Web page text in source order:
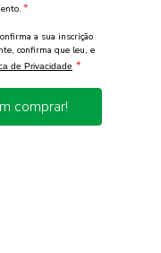
*
a sua inscrição
confirma que leu, e
de Privacidade *
comprar!